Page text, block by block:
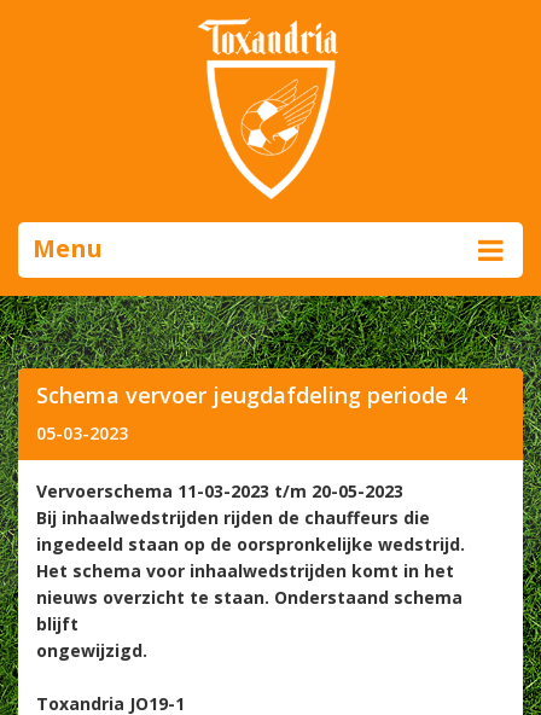
Menu
Schema vervoer jeugdafdeling periode 4
05-03-2023
Vervoerschema 11-03-2023 t/m 20-05-2023
Bij inhaalwedstrijden rijden de chauffeurs die
ingedeeld staan op de oorspronkelijke wedstrijd.
Het schema voor inhaalwedstrijden komt in het
nieuws overzicht te staan. Onderstaand schema
blijft
ongewijzigd.
Toxandria JO19-1